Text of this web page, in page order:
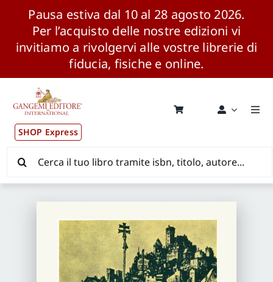
Pausa estiva dal 10 al 28 agosto 2026.
Per l’acquisto delle nostre edizioni vi
invitiamo a rivolgervi alle vostre librerie di
fiducia, fisiche e online.
contenuto
SHOP Express
Pubblicazioni
News ed Eventi
Distribuzione Wolrdwide
CONSIP / MEPA / ANVUR / CINECA
per: